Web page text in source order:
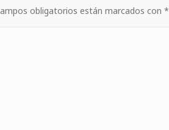
obligatorios están marcados con *